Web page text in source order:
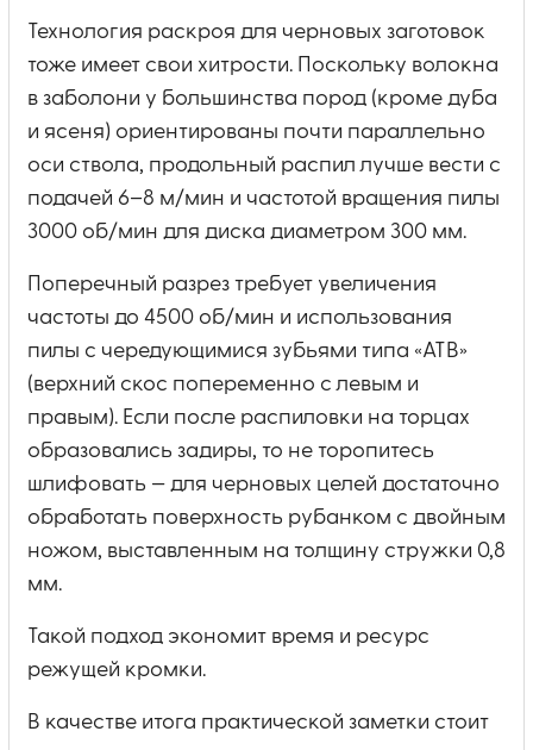
Технология раскроя для черновых заготовок
тоже имеет свои хитрости. Поскольку волокна
в заболони у большинства пород (кроме дуба
и ясеня) ориентированы почти параллельно
оси ствола, продольный распил лучше вести с
подачей 6–8 м/мин и частотой вращения пилы
3000 об/мин для диска диаметром 300 мм.
Поперечный разрез требует увеличения
частоты до 4500 об/мин и использования
пилы с чередующимися зубьями типа «ATB»
(верхний скос попеременно с левым и
правым). Если после распиловки на торцах
образовались задиры, то не торопитесь
шлифовать — для черновых целей достаточно
обработать поверхность рубанком с двойным
ножом, выставленным на толщину стружки 0,8
мм.
Такой подход экономит время и ресурс
режущей кромки.
В качестве итога практической заметки стоит